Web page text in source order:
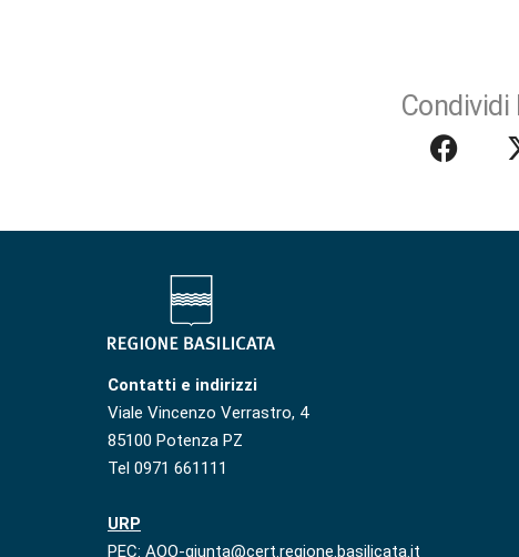
Condividi
Contatti e indirizzi
Viale Vincenzo Verrastro, 4
85100 Potenza PZ
Tel 0971 661111
URP
PEC: AOO-giunta@cert.regione.basilicata.it